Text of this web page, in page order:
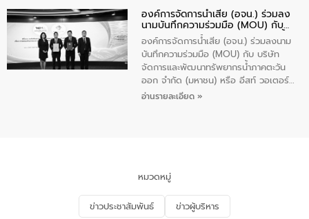
ชุมชนและการบำบัดน้ำเสียเบื้องต้น ให้กับ
นักเรียนชั้นประถมศึกษาปีที่ 5 โรงเรียน
เทศบาล 1 (พะเยาประชานุกูล) จำนวน 30
คน
องค์การจัดการน้ำเสีย (อจน.) ร่วมลง
นามบันทึกความร่วมมือ (MOU) กับ
บริษัท จัดการและพัฒนาทรัพยากรน้ำ
ภาคตะวันออก จำกัด (มหาชน) หรือ อีส
ท์ วอเตอร์
องค์การจัดการน้ำเสีย (อจน.) ร่วมลงนาม
บันทึกความร่วมมือ (MOU) กับ บริษัท
จัดการและพัฒนาทรัพยากรน้ำภาคตะวัน
ออก จำกัด (มหาชน) หรือ อีสท์ วอเตอร์
เมื่อวันอังคารที่ 4 สิงหาคม 2569 ณ ห้อง
ด้านน้ำของประเทศ และเตรียมความพร้อม
รองรับการเติบโตของเมือง รวมถึงการ
ลงทุนในอุตสาหกรรมแห่งอนาคต ตลอดจน
มุ่งตอบโจทย์ความท้าทายจากวิกฤตการ
อ่านรายละเอียด »
หมวดหมู่
ข่าวประชาสัมพันธ์ ข่าวผู้บริหาร